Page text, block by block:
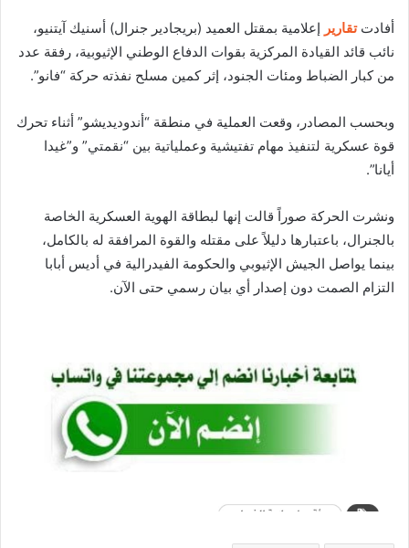
أفادتتقارير إعلامية بمقتل العميد (بريجادير جنرال) أسنيك آيتنيو،
نائب قائد القيادة المركزية بقوات الدفاع الوطني الإثيوبية، رفقة عدد
من كبار الضباط ومئات الجنود، إثر كمين مسلح نفذته حركة “فانو”.
وبحسب المصادر، وقعت العملية في منطقة “أندوديديشو” أثناء تحرك
قوة عسكرية لتنفيذ مهام تفتيشية وعملياتية بين “نقمتي” و”غيدا
أيانا”.
ونشرت الحركة صوراً قالت إنها لبطاقة الهوية العسكرية الخاصة
بالجنرال، باعتبارها دليلاً على مقتله والقوة المرافقة له بالكامل،
بينما يواصل الجيش الإثيوبي والحكومة الفيدرالية في أديس أبابا
التزام الصمت دون إصدار أي بيان رسمي حتى الآن.